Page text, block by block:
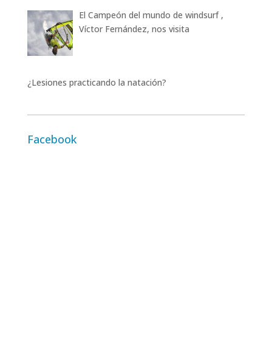
El Campeón del mundo de windsurf ,
Víctor Fernández, nos visita
¿Lesiones practicando la natación?
Facebook